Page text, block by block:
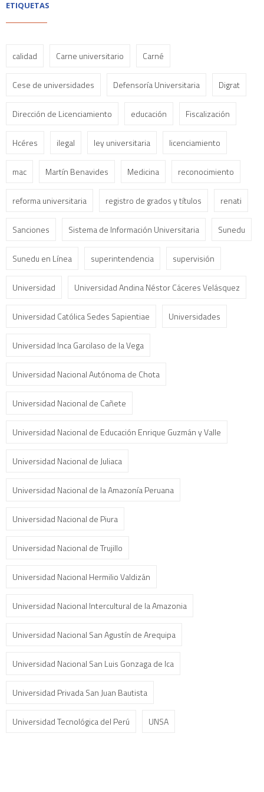
ETIQUETAS
calidad Carne universitario Carné
Cese de universidades Defensoría Universitaria Digrat
Dirección de Licenciamiento educación Fiscalización
Hcéres ilegal ley universitaria licenciamiento
mac Martín Benavides Medicina reconocimiento
reforma universitaria registro de grados y títulos renati
Sanciones Sistema de Información Universitaria Sunedu
Sunedu en Línea superintendencia supervisión
Universidad Universidad Andina Néstor Cáceres Velásquez
Universidad Católica Sedes Sapientiae Universidades
Universidad Inca Garcilaso de la Vega
Universidad Nacional Autónoma de Chota
Universidad Nacional de Cañete
Universidad Nacional de Educación Enrique Guzmán y Valle
Universidad Nacional de Juliaca
Universidad Nacional de la Amazonía Peruana
Universidad Nacional de Piura
Universidad Nacional de Trujillo
Universidad Nacional Hermilio Valdizán
Universidad Nacional Intercultural de la Amazonia
Universidad Nacional San Agustín de Arequipa
Universidad Nacional San Luis Gonzaga de Ica
Universidad Privada San Juan Bautista
Universidad Tecnológica del Perú UNSA